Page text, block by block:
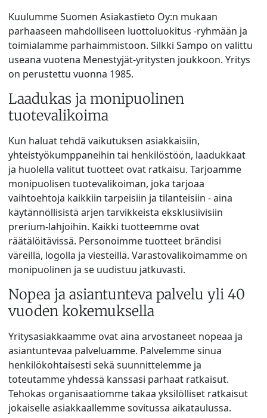
Kuulumme Suomen Asiakastieto Oy:n mukaan
parhaaseen mahdolliseen luottoluokitus -ryhmään ja
toimialamme parhaimmistoon. Silkki Sampo on valittu
useana vuotena Menestyjät-yritysten joukkoon. Yritys
on perustettu vuonna 1985.
Laadukas ja monipuolinen
tuotevalikoima
Kun haluat tehdä vaikutuksen asiakkaisiin,
yhteistyökumppaneihin tai henkilöstöön, laadukkaat
ja huolella valitut tuotteet ovat ratkaisu. Tarjoamme
monipuolisen tuotevalikoiman, joka tarjoaa
vaihtoehtoja kaikkiin tarpeisiin ja tilanteisiin - aina
käytännöllisistä arjen tarvikkeista eksklusiivisiin
prerium-lahjoihin. Kaikki tuotteemme ovat
räätälöitävissä. Personoimme tuotteet brändisi
väreillä, logolla ja viesteillä. Varastovalikoimamme on
monipuolinen ja se uudistuu jatkuvasti.
Nopea ja asiantunteva palvelu yli 40
vuoden kokemuksella
Yritysasiakkaamme ovat aina arvostaneet nopeaa ja
asiantuntevaa palveluamme. Palvelemme sinua
henkilökohtaisesti sekä suunnittelemme ja
toteutamme yhdessä kanssasi parhaat ratkaisut.
Tehokas organisaatiomme takaa yksilölliset ratkaisut
jokaiselle asiakkaallemme sovitussa aikataulussa.